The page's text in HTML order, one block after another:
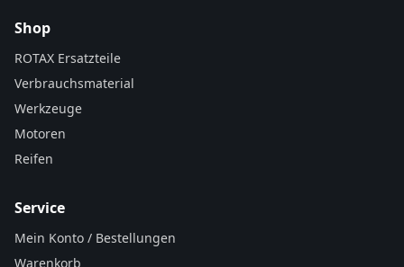
Shop
ROTAX Ersatzteile
Verbrauchsmaterial
Werkzeuge
Motoren
Reifen
Service
Mein Konto / Bestellungen
Warenkorb